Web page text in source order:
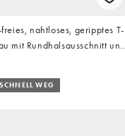
nahtloses, geripptes T-
mit Rundhalsausschnitt und
SCHNELL WEG